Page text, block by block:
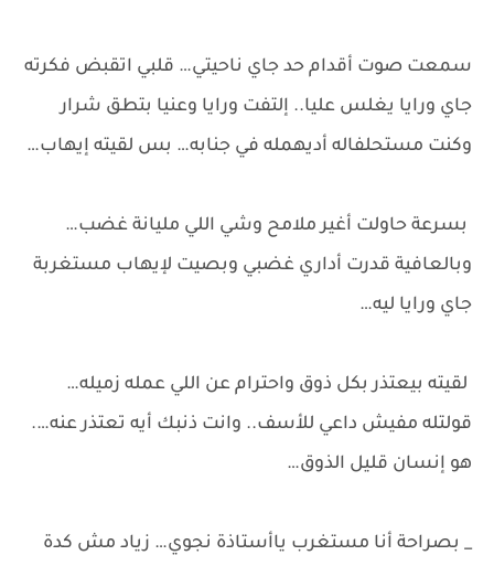
سمعت صوت أقدام حد جاي ناحيتي… قلبي اتقبض فكرته
جاي ورايا يغلس عليا.. إلتفت ورايا وعنيا بتطق شرار
وكنت مستحلفاله أديهمله في جنابه… بس لقيته إيهاب…
بسرعة حاولت أغير ملامح وشي اللي مليانة غضب…
وبالعافية قدرت أداري غضبي وبصيت لإيهاب مستغربة
جاي ورايا ليه…
لقيته بيعتذر بكل ذوق واحترام عن اللي عمله زميله…
قولتله مفيش داعي للأسف.. وانت ذنبك أيه تعتذر عنه….
هو إنسان قليل الذوق…
_ بصراحة أنا مستغرب ياأستاذة نجوي… زياد مش كدة